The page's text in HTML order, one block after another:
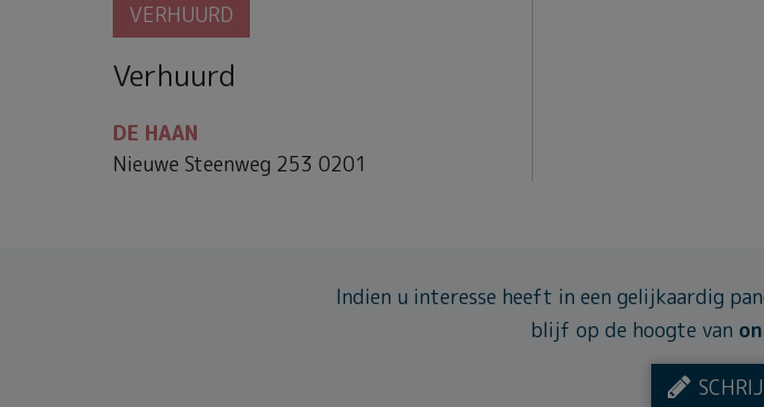
VERHUURD
Verhuurd
DE HAAN
Nieuwe Steenweg 253 0201
Indien u interesse heeft in een gelijkaardig
blijf op de hoogte van